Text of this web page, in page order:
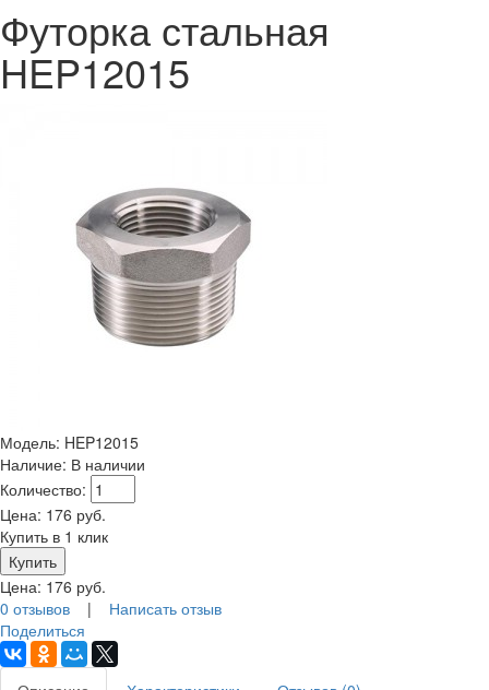
Футорка стальная
HEP12015
Модель: HEP12015
Наличие: В наличии
Количество:
Цена: 176 руб.
Купить в 1 клик
Цена: 176 руб.
0 отзывов | Написать отзыв
Поделиться